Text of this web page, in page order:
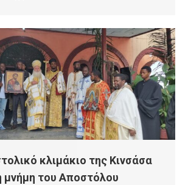
κλιμάκιο της Κινσάσα
μνήμη του Αποστόλου